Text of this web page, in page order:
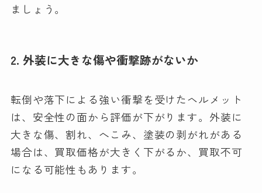
ましょう。
2. 外装に大きな傷や衝撃跡がないか
転倒や落下による強い衝撃を受けたヘルメット
は、安全性の面から評価が下がります。外装に
大きな傷、割れ、へこみ、塗装の剥がれがある
場合は、買取価格が大きく下がるか、買取不可
になる可能性もあります。